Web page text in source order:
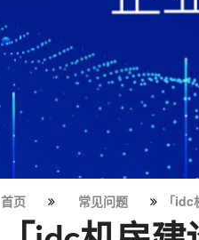
首页 常见问题 「